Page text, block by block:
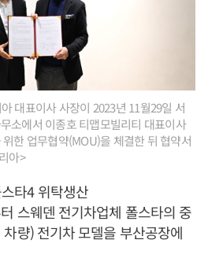
대표이사 사장이 2023년 11월29일 서
소에서 이종호 티맵모빌리티 대표이사
한 업무협약(MOU)을 체결한 뒤 협약서
아>
타4 위탁생산
스웨덴 전기차업체 폴스타의 중
량) 전기차 모델을 부산공장에